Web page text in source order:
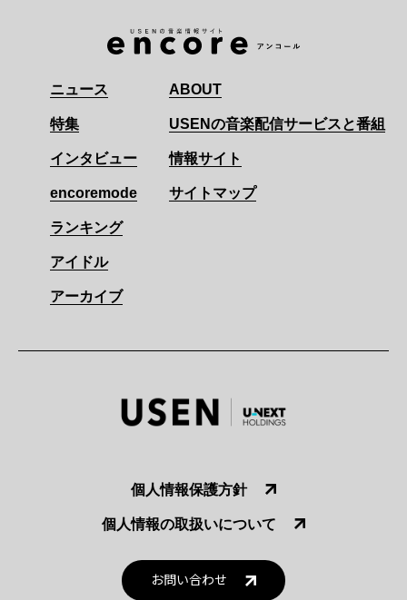
ニュース
特集
インタビュー
encoremode
ランキング
アイドル
アーカイブ
ABOUT
USENの音楽配信サービスと番組
情報サイト
サイトマップ
個人情報保護方針
個人情報の取扱いについて
お問い合わせ